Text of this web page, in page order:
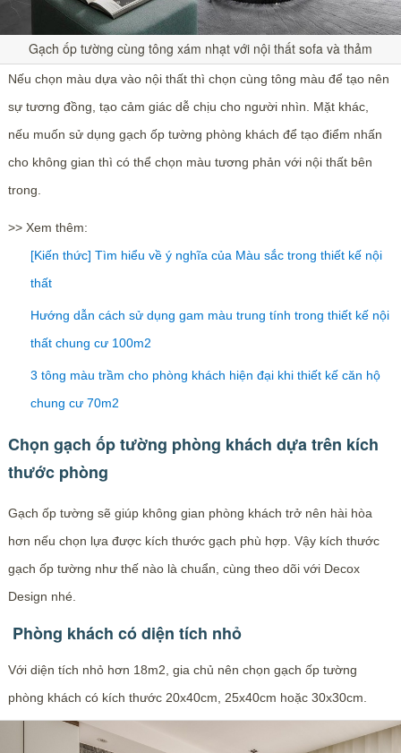
Gạch ốp tường cùng tông xám nhạt với nội thất sofa và thảm
Nếu chọn màu dựa vào nội thất thì chọn cùng tông màu để tạo nên
sự tương đồng, tạo cảm giác dễ chịu cho người nhìn. Mặt khác,
nếu muốn sử dụng gạch ốp tường phòng khách để tạo điểm nhấn
cho không gian thì có thể chọn màu tương phản với nội thất bên
trong.
>> Xem thêm:
[Kiến thức] Tìm hiểu về ý nghĩa của Màu sắc trong thiết kế nội
thất
Hướng dẫn cách sử dụng gam màu trung tính trong thiết kế nội
thất chung cư 100m2
3 tông màu trầm cho phòng khách hiện đại khi thiết kế căn hộ
chung cư 70m2
Chọn gạch ốp tường phòng khách dựa trên kích
thước phòng
Gạch ốp tường sẽ giúp không gian phòng khách trở nên hài hòa
hơn nếu chọn lựa được kích thước gạch phù hợp. Vậy kích thước
gạch ốp tường như thế nào là chuẩn, cùng theo dõi với Decox
Design nhé.
Phòng khách có diện tích nhỏ
Với diện tích nhỏ hơn 18m2, gia chủ nên chọn gạch ốp tường
phòng khách có kích thước 20x40cm, 25x40cm hoặc 30x30cm.